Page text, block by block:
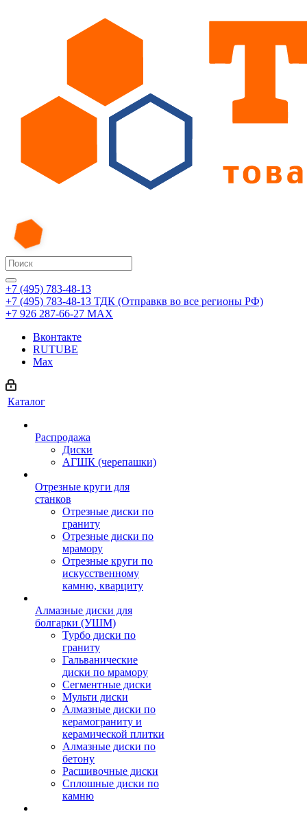
+7 (495) 783-48-13
+7 (495) 783-48-13 ТДК (Отправкв во все регионы РФ)
+7 926 287-66-27 МАХ
Вконтакте
RUTUBE
Max
Каталог
Распродажа
Диски
АГШК (черепашки)
Отрезные круги для
станков
Отрезные диски по
граниту
Отрезные диски по
мрамору
Отрезные круги по
искусственному
камню, кварциту
Алмазные диски для
болгарки (УШМ)
Турбо диски по
граниту
Гальванические
диски по мрамору
Сегментные диски
Мульти диски
Алмазные диски по
керамограниту и
керамической плитки
Алмазные диски по
бетону
Расшивочные диски
Сплошные диски по
камню